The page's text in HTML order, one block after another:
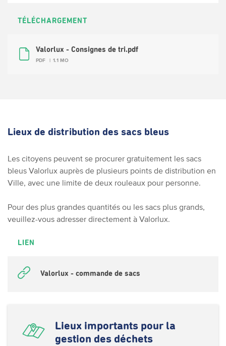
TÉLÉCHARGEMENT
Valorlux - Consignes de tri.pdf
PDF 1.1 MO
Lieux de distribution des sacs bleus
Les citoyens peuvent se procurer gratuitement les sacs
bleus Valorlux auprès de plusieurs points de distribution en
Ville, avec une limite de deux rouleaux pour personne.
Pour des plus grandes quantités ou les sacs plus grands,
veuillez-vous adresser directement à Valorlux.
LIEN
Valorlux - commande de sacs
Lieux importants pour la
gestion des déchets